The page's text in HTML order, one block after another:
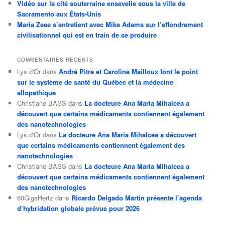
Vidéo sur la cité souterraine ensevelie sous la ville de
Sacramento aux États-Unis
Maria Zeee s’entretient avec Mike Adams sur l’effondrement
civilisationnel qui est en train de se produire
COMMENTAIRES RÉCENTS
Lys d'Or dansAndré Pitre et Caroline Mailloux font le point
sur le système de santé du Québec et la médecine
allopathique
Christiane BASS dans La docteure Ana Maria Mihalcea a
découvert que certains médicaments contiennent également
des nanotechnologies
Lys d'Or dans La docteure Ana Maria Mihalcea a découvert
que certains médicaments contiennent également des
nanotechnologies
Christiane BASS dans La docteure Ana Maria Mihalcea a
découvert que certains médicaments contiennent également
des nanotechnologies
60GigaHertz dans Ricardo Delgado Martin présente l’agenda
d’hybridation globale prévue pour 2026